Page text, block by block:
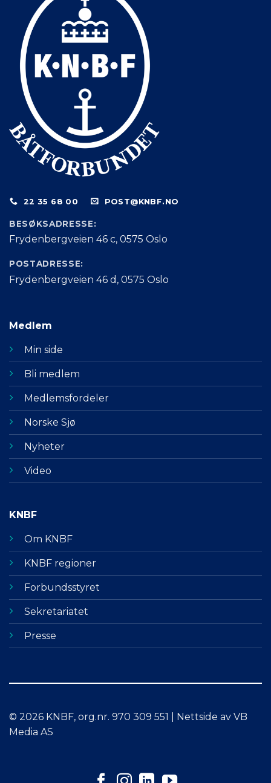
22 35 68 00 POST@KNBF.NO
BESØKSADRESSE:
Frydenbergveien 46 c, 0575 Oslo
POSTADRESSE:
Frydenbergveien 46 d, 0575 Oslo
Medlem
Min side
Bli medlem
Medlemsfordeler
Norske Sjø
Nyheter
Video
KNBF
Om KNBF
KNBF regioner
Forbundsstyret
Sekretariatet
Presse
© 2026 KNBF, org.nr. 970 309 551 | Nettside av VB
Media AS